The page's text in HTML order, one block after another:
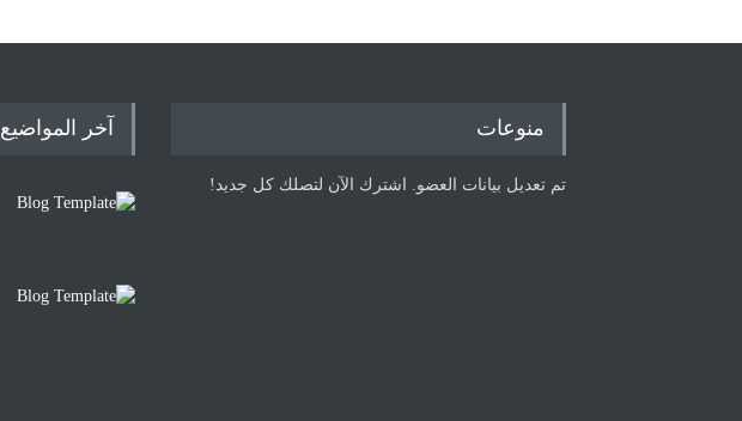
منوعات
تم تعديل بيانات العضو. اشترك الآن لتصلك كل جديد!
آخر المواضيع